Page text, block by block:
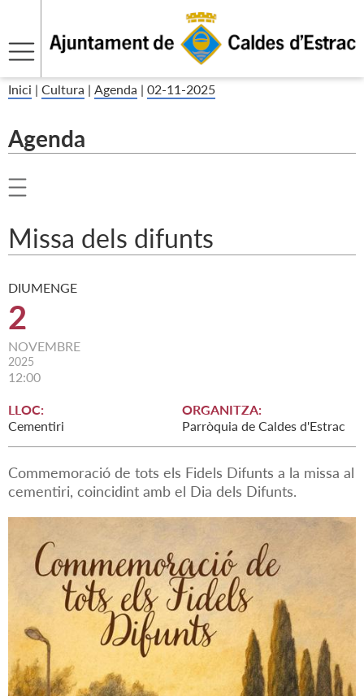
Inici | Cultura | Agenda | 02-11-2025
Agenda
Missa dels difunts
DIUMENGE
2
NOVEMBRE
2025
12:00
LLOC:
Cementiri
ORGANITZA:
Parròquia de Caldes d'Estrac
Commemoració de tots els Fidels Difunts a la missa al
cementiri, coincidint amb el Dia dels Difunts.